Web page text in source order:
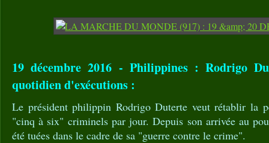
19 décembre 2016 - Philippines : Rodrigo
quotidien d'exécutions :
Le président philippin Rodrigo Duterte veut rétablir la
"cinq à six" criminels par jour. Depuis son arrivée au
été tuées dans le cadre de sa "guerre contre le crime".